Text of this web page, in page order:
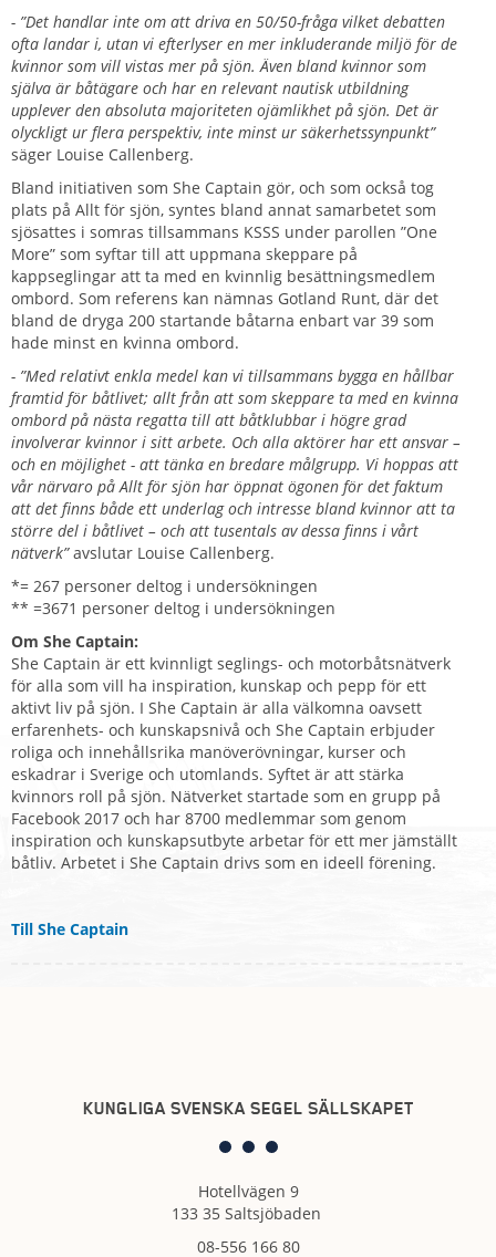
- ”Det handlar inte om att driva en 50/50-fråga vilket debatten
ofta landar i, utan vi efterlyser en mer inkluderande miljö för de
kvinnor som vill vistas mer på sjön. Även bland kvinnor som
själva är båtägare och har en relevant nautisk utbildning
upplever den absoluta majoriteten ojämlikhet på sjön. Det är
olyckligt ur flera perspektiv, inte minst ur säkerhetssynpunkt”
säger Louise Callenberg.
Bland initiativen som She Captain gör, och som också tog
plats på Allt för sjön, syntes bland annat samarbetet som
sjösattes i somras tillsammans KSSS under parollen ”One
More” som syftar till att uppmana skeppare på
kappseglingar att ta med en kvinnlig besättningsmedlem
ombord. Som referens kan nämnas Gotland Runt, där det
bland de dryga 200 startande båtarna enbart var 39 som
hade minst en kvinna ombord.
- ”Med relativt enkla medel kan vi tillsammans bygga en hållbar
framtid för båtlivet; allt från att som skeppare ta med en kvinna
ombord på nästa regatta till att båtklubbar i högre grad
involverar kvinnor i sitt arbete. Och alla aktörer har ett ansvar –
och en möjlighet - att tänka en bredare målgrupp. Vi hoppas att
vår närvaro på Allt för sjön har öppnat ögonen för det faktum
att det finns både ett underlag och intresse bland kvinnor att ta
större del i båtlivet – och att tusentals av dessa finns i vårt
nätverk”avslutar Louise Callenberg.
*= 267 personer deltog i undersökningen
** =3671 personer deltog i undersökningen
Om She Captain:
She Captain är ett kvinnligt seglings- och motorbåtsnätverk
för alla som vill ha inspiration, kunskap och pepp för ett
aktivt liv på sjön. I She Captain är alla välkomna oavsett
erfarenhets- och kunskapsnivå och She Captain erbjuder
roliga och innehållsrika manöverövningar, kurser och
eskadrar i Sverige och utomlands. Syftet är att stärka
kvinnors roll på sjön. Nätverket startade som en grupp på
Facebook 2017 och har 8700 medlemmar som genom
inspiration och kunskapsutbyte arbetar för ett mer jämställt
båtliv. Arbetet i She Captain drivs som en ideell förening.
Till She Captain
KUNGLIGA SVENSKA SEGEL SÄLLSKAPET
Hotellvägen 9
133 35 Saltsjöbaden
08-556 166 80